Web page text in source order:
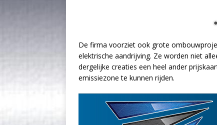
De firma voorziet ook grote
elektrische aandrijving. Ze worden niet
dergelijke creaties een heel ander
emissiezone te kunnen rijden.